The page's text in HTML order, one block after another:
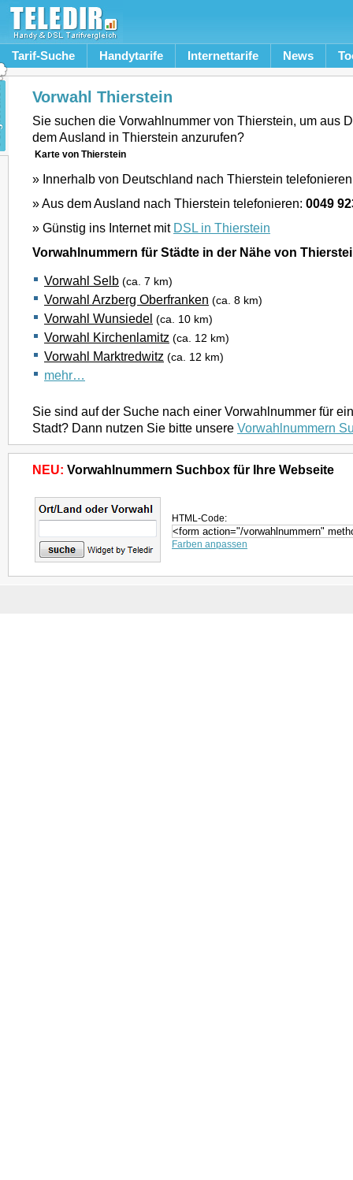
Tarif-Suche Handytarife Internettarife News
Vorwahl Thierstein
Sie suchen die Vorwahlnummer von Thierstein, um aus
dem Ausland in Thierstein anzurufen?
Karte von Thierstein
» Innerhalb von Deutschland nach Thierstein
» Aus dem Ausland nach Thierstein telefonieren: 0049
» Günstig ins Internet mit DSL in Thierstein
Vorwahlnummern für Städte in der Nähe von
Vorwahl Selb (ca. 7 km)
Vorwahl Arzberg Oberfranken (ca. 8 km)
Vorwahl Wunsiedel (ca. 10 km)
Vorwahl Kirchenlamitz (ca. 12 km)
Vorwahl Marktredwitz (ca. 12 km)
mehr…
Sie sind auf der Suche nach einer Vorwahlnummer für
Stadt? Dann nutzen Sie bitte unsere Vorwahlnummern
NEU: Vorwahlnummern Suchbox für Ihre Webseite
HTML-Code:
Farben anpassen